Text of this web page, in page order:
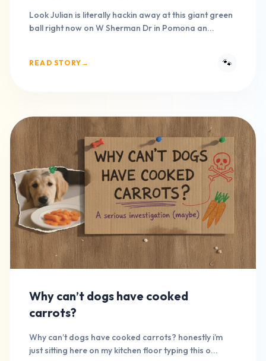
Look Julian is literally hackin away at this giant green
ball right now on W Sherman Dr in Pomona an...
READ STORY → 🐾
Why can’t dogs have cooked
carrots?
Why can’t dogs have cooked carrots? honestly i’m
just sitting here on my kitchen floor typing this o...